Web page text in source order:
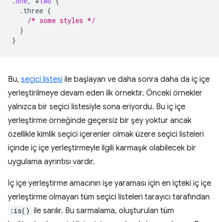
.three {
/* some styles */
}
}
Bu, seçici listesi ile başlayan ve daha sonra daha da iç içe
yerleştirilmeye devam eden ilk örnektir. Önceki örnekler
yalnızca bir seçici listesiyle sona eriyordu. Bu iç içe
yerleştirme örneğinde geçersiz bir şey yoktur ancak
özellikle kimlik seçici içerenler olmak üzere seçici listeleri
içinde iç içe yerleştirmeyle ilgili karmaşık olabilecek bir
uygulama ayrıntısı vardır.
İç içe yerleştirme amacının işe yaraması için en içteki iç içe
yerleştirme olmayan tüm seçici listeleri tarayıcı tarafından
:is() ile sarılır. Bu sarmalama, oluşturulan tüm